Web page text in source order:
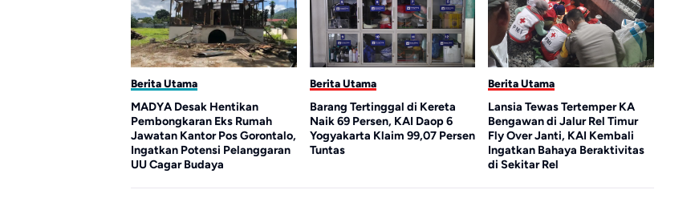
Berita Utama
MADYA Desak Hentikan
Pembongkaran Eks Rumah
Jawatan Kantor Pos Gorontalo,
Ingatkan Potensi Pelanggaran
UU Cagar Budaya
Berita Utama
Barang Tertinggal di Kereta
Naik 69 Persen, KAI Daop 6
Yogyakarta Klaim 99,07 Persen
Tuntas
Berita Utama
Lansia Tewas Tertemper KA
Bengawan di Jalur Rel Timur
Fly Over Janti, KAI Kembali
Ingatkan Bahaya Beraktivitas
di Sekitar Rel